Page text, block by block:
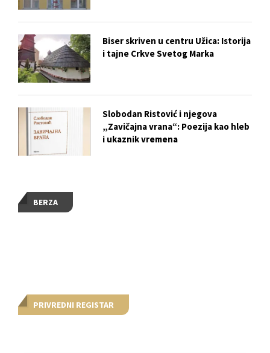
BERZA
PRIVREDNI REGISTAR
Biser skriven u centru Užica: Istorija
i tajne Crkve Svetog Marka
Slobodan Ristović i njegova
„Zavičajna vrana“: Poezija kao hleb
i ukaznik vremena